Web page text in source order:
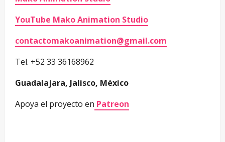
YouTube Mako Animation Studio
contactomakoanimation@gmail.com
Tel. +52 33 36168962
Guadalajara, Jalisco, México
Apoya el proyecto en Patreon